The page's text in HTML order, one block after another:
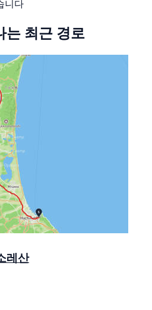
니다
최근 경로
레산